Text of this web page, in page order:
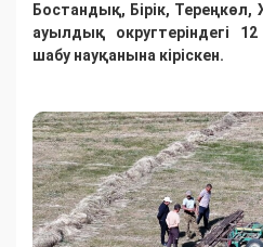
Бостандық, Бірік,
ауылдық округтеріндегі
шабу науқанына кіріскен.